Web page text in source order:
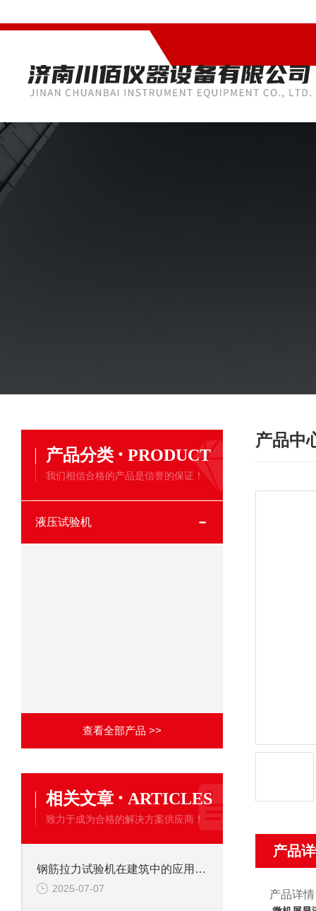
产品分类 · PRODUCT
我们相信合格的产品是信誉的保证！
液压试验机
查看全部产品 >>
相关文章 · ARTICLES
致力于成为合格的解决方案供应商！
钢筋拉力试验机在建筑中的应用有哪些？
2025-07-07
产品中
产品
产品详情